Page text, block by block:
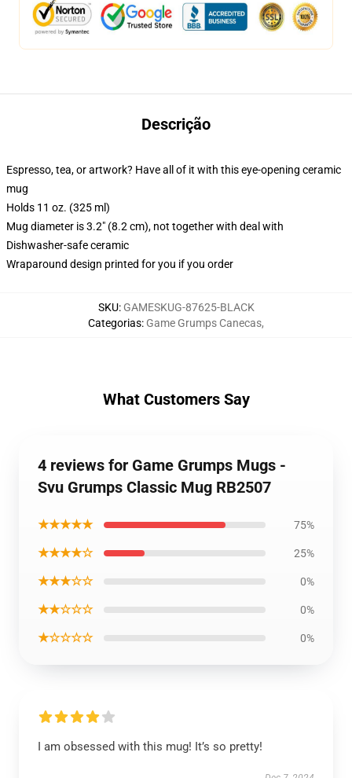
Descrição
Espresso, tea, or artwork? Have all of it with this eye-opening ceramic
mug
Holds 11 oz. (325 ml)
Mug diameter is 3.2" (8.2 cm), not together with deal with
Dishwasher-safe ceramic
Wraparound design printed for you if you order
SKU: GAMESKUG-87625-BLACK
Categorias: Game Grumps Canecas,
What Customers Say
4 reviews for Game Grumps Mugs -
Svu Grumps Classic Mug RB2507
★★★★★ 75%
★★★★☆ 25%
★★★☆☆ 0%
★★☆☆☆ 0%
★☆☆☆☆ 0%
I am obsessed with this mug! It’s so pretty!